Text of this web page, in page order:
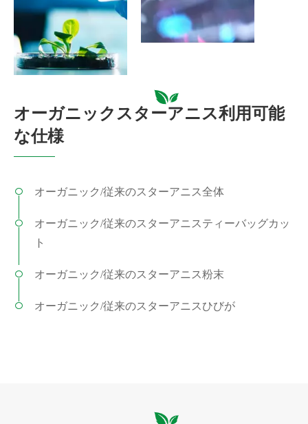
オーガニックスターアニス利用可能
な仕様
オーガニック/従来のスターアニス全体
オーガニック/従来のスターアニスティーバッグカッ
ト
オーガニック/従来のスターアニス粉末
オーガニック/従来のスターアニスひびが